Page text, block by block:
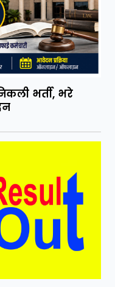
भर्ती, भरे